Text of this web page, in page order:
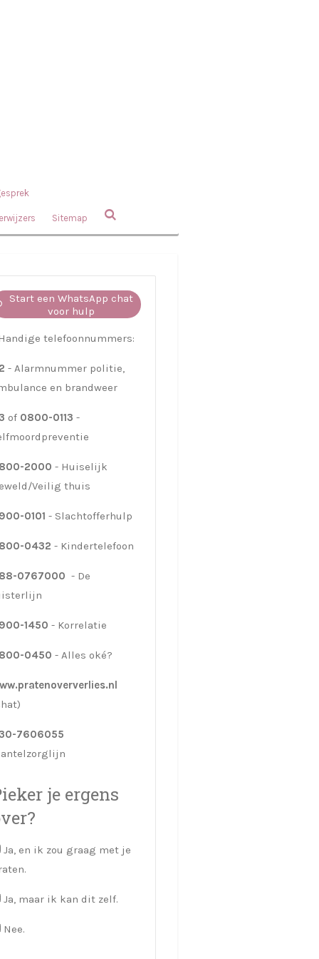
Sitemap
Start een WhatsApp chat
voor hulp
telefoonnummers:
- Alarmnummer politie,
en brandweer
of0800-0113 -
2000 -Huiselijk
Veilig thuis
0101 - Slachtofferhulp
0432 - Kindertelefoon
0767000 - De
1450 - Korrelatie
0450 - Alles oké?
7606055
je ergens
Ja, en ik zou graag met je
Ja, maar ik kan dit zelf.
Nee.